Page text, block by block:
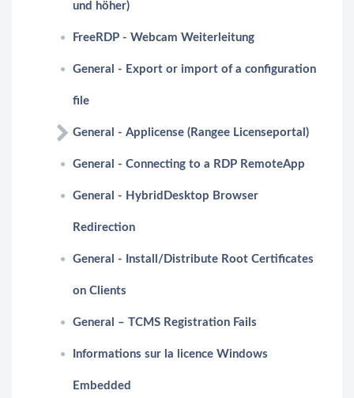
und höher)
FreeRDP - Webcam Weiterleitung
General - Export or import of a configuration
file
General - Applicense (Rangee Licenseportal)
General - Connecting to a RDP RemoteApp
General - HybridDesktop Browser
Redirection
General - Install/Distribute Root Certificates
on Clients
General – TCMS Registration Fails
Informations sur la licence Windows
Embedded